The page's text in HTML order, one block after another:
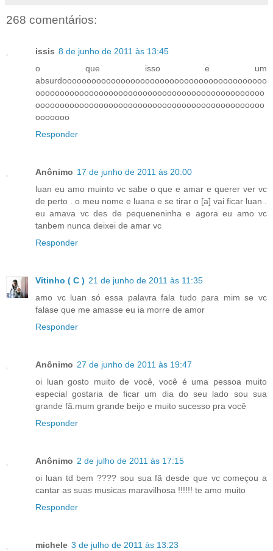
268 comentários:
issis 8 de junho de 2011 às 13:45
o que isso e um
absurdoooooooooooooooooooooooooooooooooooooooooo
ooooooooooooooooooooooooooooooooooooooooooooooo
ooooooooooooooooooooooooooooooooooooooooooooooo
ooooooo
Responder
Anônimo 17 de junho de 2011 às 20:00
luan eu amo muinto vc sabe o que e amar e querer ver vc
de perto . o meu nome e luana e se tirar o [a] vai ficar luan .
eu amava vc des de pequeneninha e agora eu amo vc
tanbem nunca deixei de amar vc
Responder
Vitinho ( C ) 21 de junho de 2011 às 11:35
amo vc luan só essa palavra fala tudo para mim se vc
falase que me amasse eu ia morre de amor
Responder
Anônimo 27 de junho de 2011 às 19:47
oi luan gosto muito de você, você é uma pessoa muito
especial gostaria de ficar um dia do seu lado sou sua
grande fã.mum grande beijo e muito sucesso pra você
Responder
Anônimo 2 de julho de 2011 às 17:15
oi luan td bem ???? sou sua fã desde que vc começou a
cantar as suas musicas maravilhosa !!!!!! te amo muito
Responder
michele 3 de julho de 2011 às 13:23